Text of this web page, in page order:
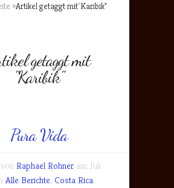
»Artikel getaggt mit"Karibik"
getaggt mit
"Karibik"
Pura Vida
Raphael Rohner am Juli
Alle Berichte, Costa Rica,